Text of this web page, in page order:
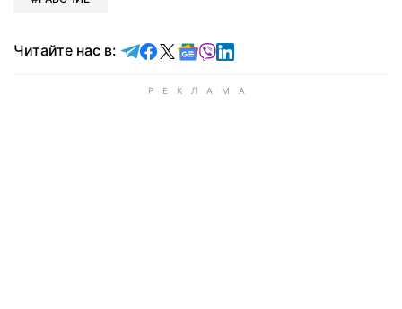
Читайте нас в: Читайте в Telegram
Читайте в Facebook
Читайте в X
Читайте в Google news
Читайте в Viber
Читайте в LinkedIn